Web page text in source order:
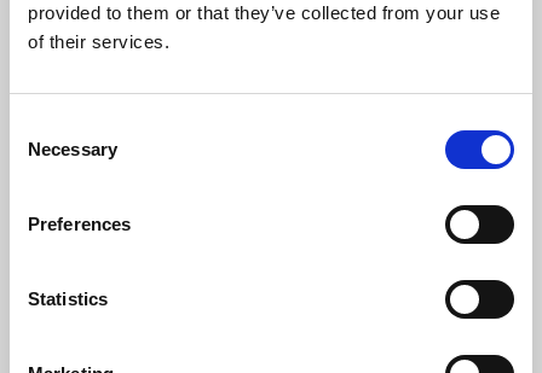
provided to them or that they’ve collected from your use
of their services.
Selection
Necessary
Preferences
Statistics